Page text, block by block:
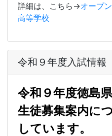
詳細は、こちら→オープ
高等学校
令和９年度入試情報
令和９年度徳島
生徒募集案内に
しています。